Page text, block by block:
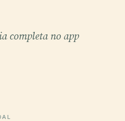
completa no app